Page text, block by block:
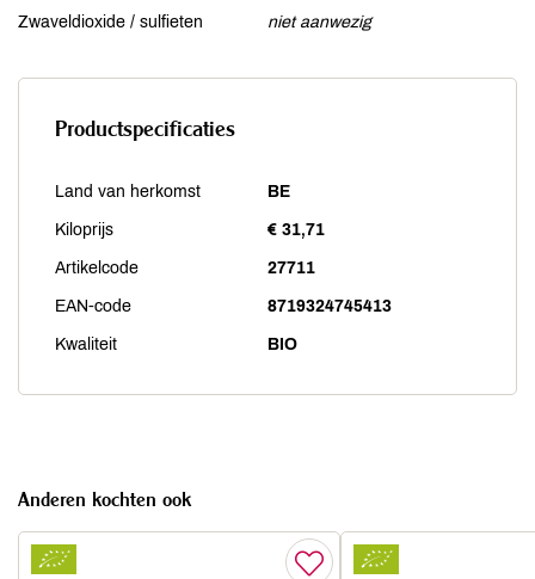
Zwaveldioxide / sulfieten
niet aanwezig
Productspecificaties
Land van herkomst BE
Kiloprijs € 31,71
Artikelcode 27711
EAN-code 8719324745413
Kwaliteit BIO
Anderen kochten ook